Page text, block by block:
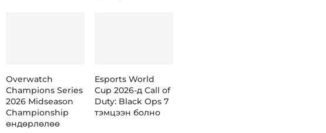
Overwatch
Champions Series
2026 Midseason
Championship
өндөрлөлөө
Esports World
Cup 2026-д Call of
Duty: Black Ops 7
тэмцээн болно